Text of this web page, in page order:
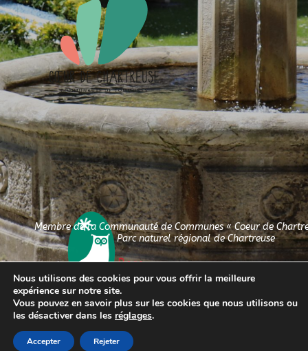
Membre de la Communauté de Communes « Coeur de
Parc naturel régional de Chartreuse
Nous utilisons des cookies pour vous offrir la meilleure
expérience sur notre site.
Vous pouvez en savoir plus sur les cookies que nous utilisons ou
les désactiver dans les réglages.
Accepter Rejeter